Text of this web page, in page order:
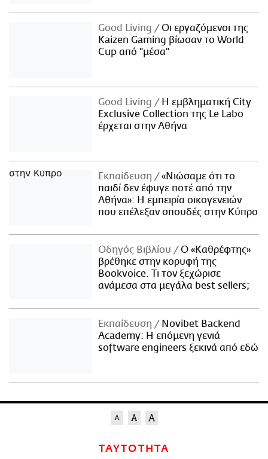
Good Living
Οι εργαζόμενοι της
Kaizen Gaming βίωσαν το World
Cup από "μέσα"
Good Living
Η εμβληματική City
Exclusive Collection της Le Labo
έρχεται στην Αθήνα
Εκπαίδευση
«Νιώσαμε ότι το
παιδί δεν έφυγε ποτέ από την
Αθήνα»: Η εμπειρία οικογενειών
που επέλεξαν σπουδές στην Κύπρο
Οδηγός Βιβλίου
Ο «Καθρέφτης»
βρέθηκε στην κορυφή της
Bookvoice. Τι τον ξεχώρισε
ανάμεσα στα μεγάλα best sellers;
Εκπαίδευση
Novibet Backend
Academy: Η επόμενη γενιά
software engineers ξεκινά από εδώ
ΤΑΥΤΟΤΗΤΑ